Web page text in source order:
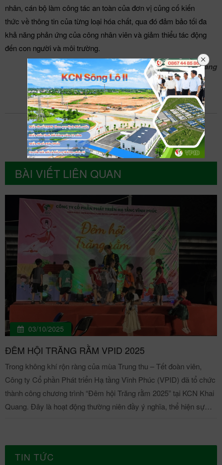
nhân, cán bộ làm công tác an toàn của đơn vị củng cố kiến
thức về thông tin của từng loại hóa chất, qua đó đảm bảo tối đa
khả năng phản ứng của công nhân viên và giảm thiểu tác động
đến con người và môi trường.
Bài:Admin; Ảnh:Nhà máy XLNT KCN Khai Quang
BÀI VIẾT LIÊN QUAN
03/10/2025
ĐÊM HỘI TRĂNG RẰM VPID 2025
Trong không khí rộn ràng của mùa Trung thu – Tết đoàn viên,
Công ty Cổ phần Phát triển Hạ tầng Vĩnh Phúc (VPID) đã tổ chức
thành công chương trình “Đêm hội Trăng rằm 2025” tại KCN Khai
Quang. Đây là hoạt động thường niên đầy ý nghĩa, thể hiện sự
trong công ty. Chương trình "Đêm hội trăng rằm VPID 2025" Mở
đầu chương trình, Bà Nguyễn Ngọc Lan – Tổng Giám đốc Công
TIN TỨC